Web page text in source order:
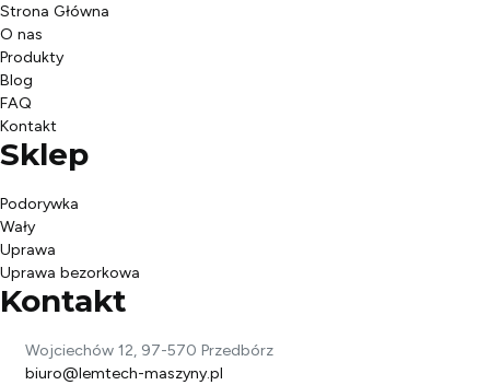
Strona Główna
O nas
Produkty
Blog
FAQ
Kontakt
Sklep
Podorywka
Wały
Uprawa
Uprawa bezorkowa
Kontakt
Wojciechów 12, 97-570 Przedbórz
biuro@lemtech-maszyny.pl